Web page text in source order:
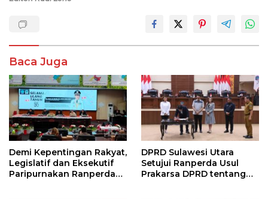
Baca Juga
Demi Kepentingan Rakyat,
Legislatif dan Eksekutif
Paripurnakan Ranperda
DPRD Sulawesi Utara
Setujui Ranperda Usul
Prakarsa DPRD tentang